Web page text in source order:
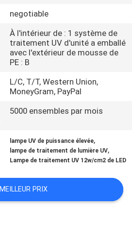
negotiable
À l'intérieur de : 1 système de
traitement UV d'unité a emballé
avec l'extérieur de mousse de
PE : B
L/C, T/T, Western Union,
MoneyGram, PayPal
5000 ensembles par mois
lampe UV de puissance élevée,
lampe de traitement de lumière UV,
Lampe de traitement UV 12w/cm2 de LED
MEILLEUR PRIX